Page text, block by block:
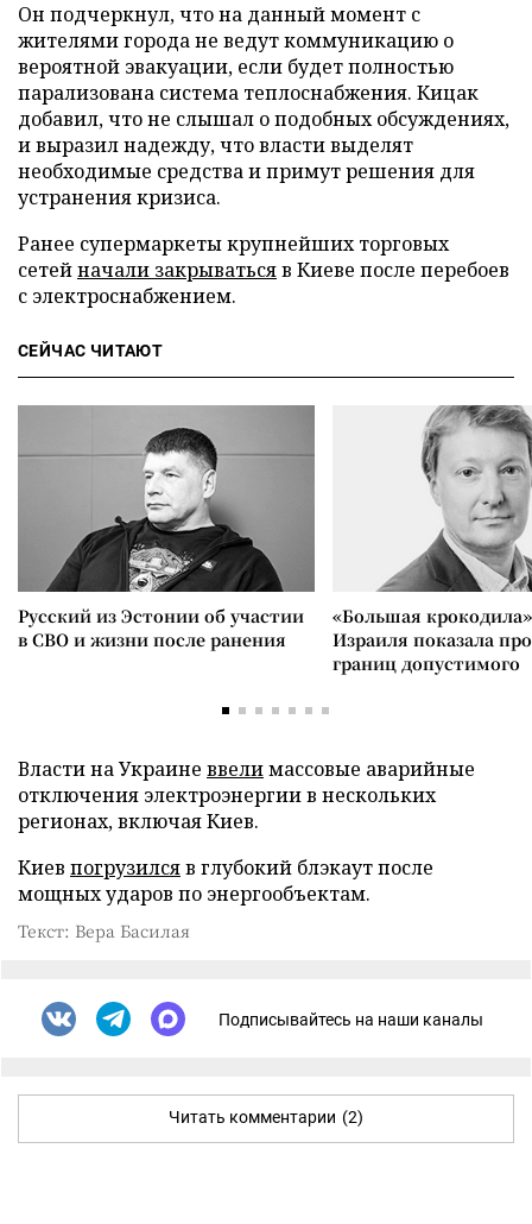
Он подчеркнул, что на данный момент с
жителями города не ведут коммуникацию о
вероятной эвакуации, если будет полностью
парализована система теплоснабжения. Кицак
добавил, что не слышал о подобных обсуждениях,
и выразил надежду, что власти выделят
необходимые средства и примут решения для
устранения кризиса.
Ранее супермаркеты крупнейших торговых
сетейначали закрыватьсяв Киеве после перебоев
с электроснабжением.
СЕЙЧАС ЧИТАЮТ
Русский из Эстонии об участии
в СВО и жизни после ранения
«Большая
Израиля показала
границ допустимого
Власти на Украине ввелимассовые аварийные
отключения электроэнергии в нескольких
регионах, включая Киев.
Киев погрузилсяв глубокий блэкаут после
мощных ударов по энергообъектам.
Текст: Вера Басилая
Подписывайтесь на наши каналы
Читать комментарии (2)